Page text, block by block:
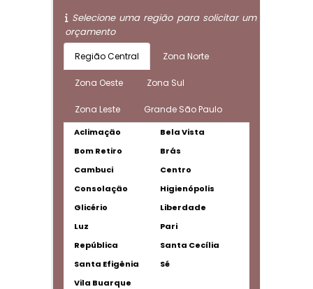
Selecione uma região para solicitar um
orçamento
Região Central Zona Norte
Zona Oeste Zona Sul
Zona Leste Grande São Paulo
Aclimação
Bela Vista
Bom Retiro
Brás
Cambuci
Centro
Consolação
Higienópolis
Glicério
Liberdade
Luz
Pari
República
Santa Cecília
Santa Efigênia
Sé
Vila Buarque